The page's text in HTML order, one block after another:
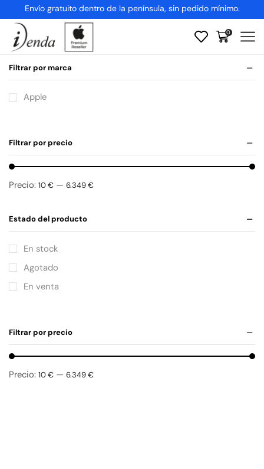
Envío gratuito dentro de la península, sin pedido mínimo.
0
Filtrar por marca
Apple
Filtrar por precio
Precio: 10 € — 6.349 €
Estado del producto
En stock
Agotado
En venta
Filtrar por precio
Precio: 10 € — 6.349 €